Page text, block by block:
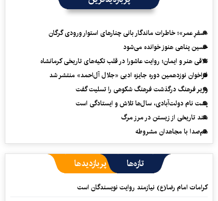
«سفرِ عمر»؛ خاطرات ماندگار بانی چنارهای استوار ورودی گرگان
حسین پناهی هنوز خوانده می‌شود
تلاقی هنر و ایمان؛ روایت عاشورا در قلب تکیه‌های تاریخی کرمانشاه
فراخوان نوزدهمین دوره جایزه ادبی «جلال آل‌احمد» منتشر شد
وزیر فرهنگ درگذشت فرهنگ شکوهی را تسلیت گفت
پشت نام دولت‌آبادی، سال‌ها تلاش و ایستادگی است
سند تاریخی از زیستن در مرز مرگ
هم‌صدا با مجاهدان مشروطه
تازه‌ها پربازدیدها
کرامات امام رضا(ع) نیازمند روایت نویسندگان است